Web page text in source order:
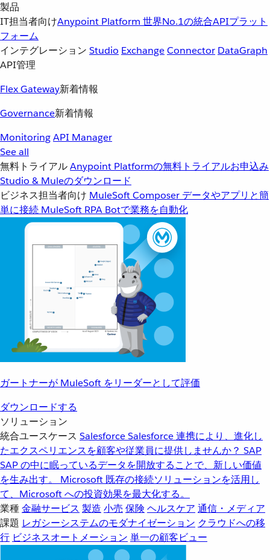
製品
IT担当者向けAnypoint Platform 世界No.1の統合APIプラット
フォーム
インテグレーション Studio ExchangeConnector DataGraph
API管理
Flex Gateway新着情報
Governance新着情報
MonitoringAPI Manager
See all
無料トライアルAnypoint Platformの無料トライアルお申込み
Studio & Muleのダウンロード
ビジネス担当者向け MuleSoft Composer データやアプリと簡
単に接続 MuleSoft RPA Botで業務を自動化
ガートナーが MuleSoft をリーダーとして評価
ダウンロードする
ソリューション
統合ユースケース SalesforceSalesforce 連携により、進化し
たエクスペリエンスを顧客や従業員に提供しませんか？ SAP
SAP の中に眠っているデータを開放することで、新しい価値
を生み出す。
Microsoft 既存の接続ソリューションを活用し
て、Microsoft への投資効果を最大化する。
業種金融サービス 製造 小売 保険 ヘルスケア 通信・メディア
課題 レガシーシステムのモダナイゼーション クラウドへの移
行 ビジネスオートメーション 単一の顧客ビュー